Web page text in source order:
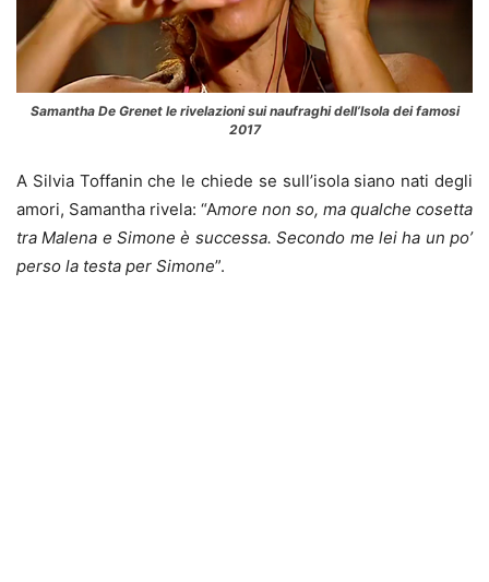
Samantha De Grenet le rivelazioni sui naufraghi dell’Isola dei famosi
2017
A Silvia Toffanin che le chiede se sull’isola siano nati degli
amori, Samantha rivela: “Amore non so, ma qualche cosetta
tra Malena e Simone è successa. Secondo me lei ha un po’
perso la testa per Simone”.